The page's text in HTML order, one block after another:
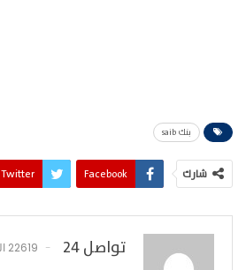
بنك saib
شارك Facebook
Twitter
تواصل 24 22619 المشاركات